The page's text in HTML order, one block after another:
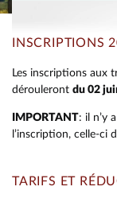
INSCRIPTIONS
Les inscriptions aux
dérouleront du 02
IMPORTANT: il n’y
l’inscription, celle-ci
TARIFS ET